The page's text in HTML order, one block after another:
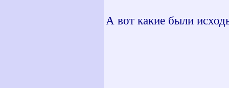
А вот какие были